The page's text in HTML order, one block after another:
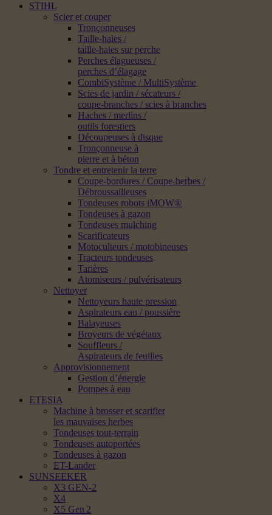
STIHL
Scier et couper
Tronçonneuses
Taille-haies /
taille-haies sur perche
Perches élagueuses /
perches d’élagage
CombiSystème / MultiSystème
Scies de jardin / sécateurs /
coupe-branches / scies à branches
Haches / merlins /
outils forestiers
Découpeuses à disque
Tronçonneuse à
pierre et à béton
Tondre et entretenir la terre
Coupe-bordures / Coupe-herbes /
Débroussailleuses
Tondeuses robots iMOW®
Tondeuses à gazon
Tondeuses mulching
Scarificateurs
Motoculteurs / motobineuses
Tracteurs tondeuses
Tarières
Atomiseurs / pulvérisateurs
Nettoyer
Nettoyeurs haute pression
Aspirateurs eau / poussière
Balayeuses
Broyeurs de végétaux
Souffleurs /
Aspirateurs de feuilles
Approvisionnement
Gestion d’énergie
Pompes à eau
ETESIA
Machine à brosser et scarifier
les mauvaises herbes
Tondeuses tout-terrain
Tondeuses autoportées
Tondeuses à gazon
ET-Lander
SUNSEEKER
X3 GEN-2
X4
X5 Gen 2